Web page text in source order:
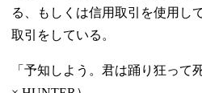
る、もしくは信用取引を使用し
取引をしている。
「予知しよう。君は踊り狂って